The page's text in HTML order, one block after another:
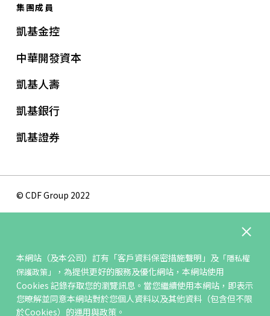
本網站（及本公司）訂有 「客戶資料保密措施聲明」 及「隱私權
保護政策」
，為提供更好的服務及優化網站，本網站使用
Cookies 記錄存取您的瀏覽訊息。當您繼續使用本網站，即表示
您暸解並同意本網站對於您個人資料以及其他資料（包含但不限
於Cookies）的運用與政策。
集團成員
凱基金控
中華開發資本
凱基人壽
凱基銀行
凱基證券
© CDF Group 2022
網站地圖
聯絡我們